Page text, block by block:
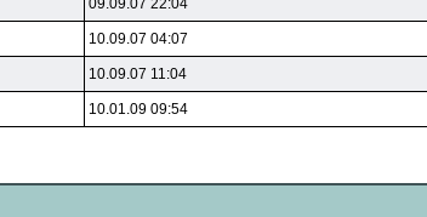
09.09.07 22:04
10.09.07 04:07
10.09.07 11:04
10.01.09 09:54